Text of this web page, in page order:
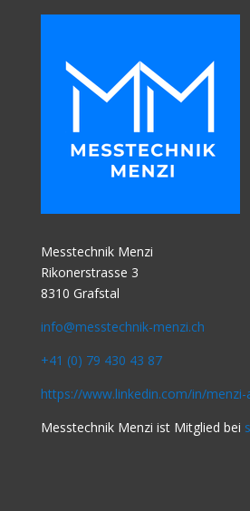
Messtechnik Menzi
Rikonerstrasse 3
8310 Grafstal
info@messtechnik-menzi.ch
+41 (0) 79 430 43 87
https://www.linkedin.com/in/
Messtechnik Menzi ist Mitglied bei